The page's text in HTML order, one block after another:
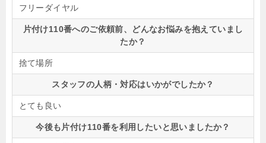
フリーダイヤル
片付け110番へのご依頼前、どんなお悩みを抱えていまし
たか？
捨て場所
スタッフの人柄・対応はいかがでしたか？
とても良い
今後も片付け110番を利用したいと思いましたか？